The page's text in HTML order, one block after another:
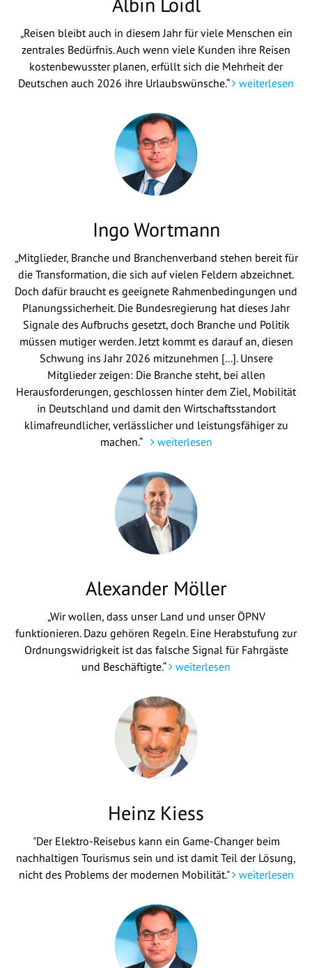
„Reisen bleibt auch in diesem Jahr für viele Menschen ein
zentrales Bedürfnis. Auch wenn viele Kunden ihre Reisen
kostenbewusster planen, erfüllt sich die Mehrheit der
Deutschen auch 2026 ihre Urlaubswünsche.“
weiterlesen
Ingo Wortmann
„Mitglieder, Branche und Branchenverband stehen bereit für
die Transformation, die sich auf vielen Feldern abzeichnet.
Doch dafür braucht es geeignete Rahmenbedingungen und
Planungssicherheit. Die Bundesregierung hat dieses Jahr
Signale des Aufbruchs gesetzt, doch Branche und Politik
müssen mutiger werden. Jetzt kommt es darauf an, diesen
Schwung ins Jahr 2026 mitzunehmen [...]. Unsere
Mitglieder zeigen: Die Branche steht, bei allen
Herausforderungen, geschlossen hinter dem Ziel, Mobilität
in Deutschland und damit den Wirtschaftsstandort
klimafreundlicher, verlässlicher und leistungsfähiger zu
machen.“
weiterlesen
Alexander Möller
„Wir wollen, dass unser Land und unser ÖPNV
funktionieren. Dazu gehören Regeln. Eine Herabstufung zur
Ordnungswidrigkeit ist das falsche Signal für Fahrgäste
und Beschäftigte.“
weiterlesen
Heinz Kiess
"Der Elektro-Reisebus kann ein Game-Changer beim
nachhaltigen Tourismus sein und ist damit Teil der Lösung,
nicht des Problems der modernen Mobilität." weiterlesen